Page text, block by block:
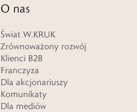
O nas
Świat W.KRUK
Zrównoważony rozwój
Klienci B2B
Franczyza
Dla akcjonariuszy
Komunikaty
Dla mediów